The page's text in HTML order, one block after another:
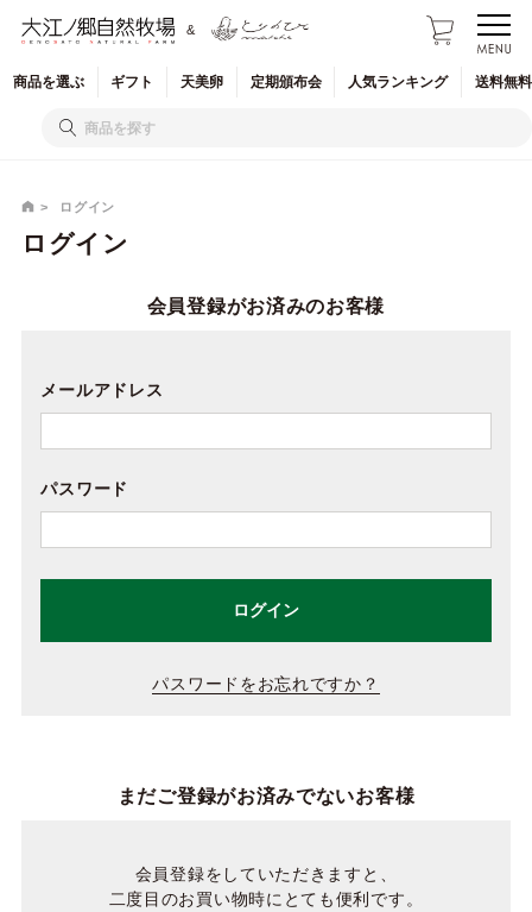
&
商品を選ぶ ギフト 天美卵 定期頒布会 人気ランキング 送料無
ログイン
ログイン
会員登録がお済みのお客様
メールアドレス
パスワード
ログイン
パスワードをお忘れですか？
まだご登録がお済みでないお客様
会員登録をしていただきますと、
二度目のお買い物時にとても便利です。